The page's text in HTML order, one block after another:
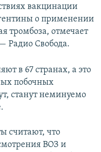
вакцинации
о применении
тромбоза, отмечает
Радио Свобода.
в 67 странах, а это
побочных
станут неминуемо
считают, что
ВОЗ и